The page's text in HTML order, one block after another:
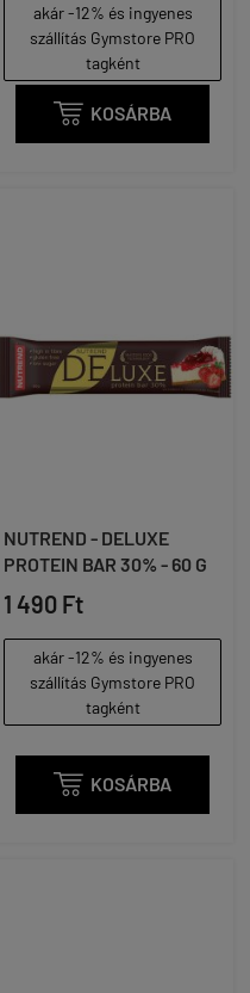
akár -12% és ingyenes
szállítás Gymstore PRO
tagként
 KOSÁRBA
NUTREND - DELUXE
PROTEIN BAR 30% - 60 G
1 490 Ft
akár -12% és ingyenes
szállítás Gymstore PRO
tagként
 KOSÁRBA